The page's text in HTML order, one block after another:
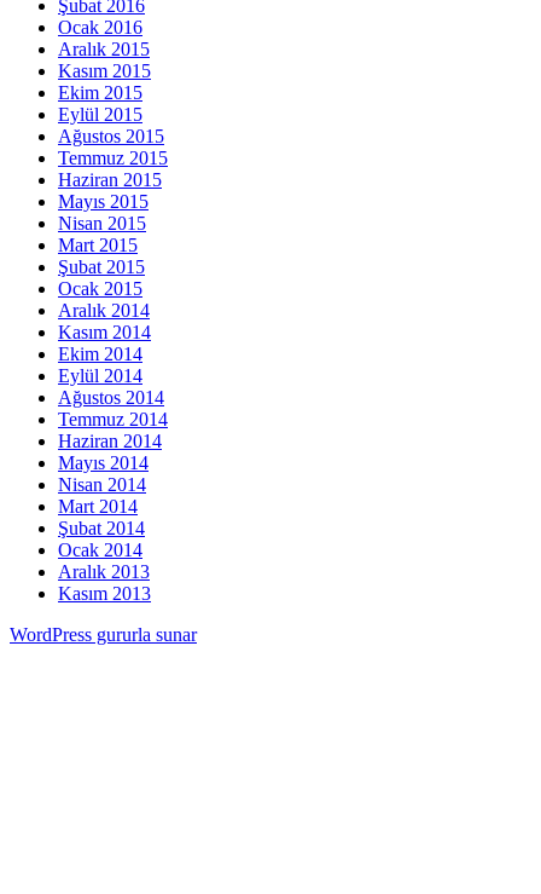
Şubat 2016
Ocak 2016
Aralık 2015
Kasım 2015
Ekim 2015
Eylül 2015
Ağustos 2015
Temmuz 2015
Haziran 2015
Mayıs 2015
Nisan 2015
Mart 2015
Şubat 2015
Ocak 2015
Aralık 2014
Kasım 2014
Ekim 2014
Eylül 2014
Ağustos 2014
Temmuz 2014
Haziran 2014
Mayıs 2014
Nisan 2014
Mart 2014
Şubat 2014
Ocak 2014
Aralık 2013
Kasım 2013
WordPress gururla sunar